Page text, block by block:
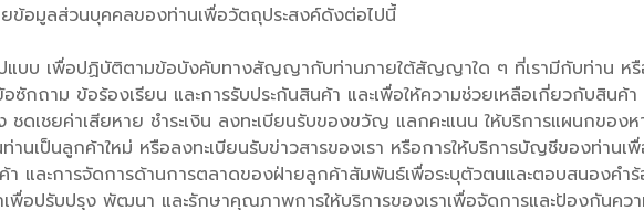
ผยข้อมูลส่วนบุคคลของท่านเพื่อวัตถุประสงค์ดังต่อไปนี้
ปแบบ เพื่อปฏิบัติตามข้อบังคับทางสัญญากับท่านภายใต้สัญญาใด ๆ ที่เรามีกับท่าน หรื
ถาม ข้อร้องเรียน และการรับประกันสินค้า และเพื่อให้ความช่วยเหลือเกี่ยวกับสินค้
ดเชยค่าเสียหาย ชำระเงิน ลงทะเบียนรับของขวัญ แลกคะแนน ให้บริการแผนกของห
ท่านเป็นลูกค้าใหม่ หรือลงทะเบียนรับข่าวสารของเรา หรือการให้บริการบัญชีของท่า
และการจัดการด้านการตลาดของฝ่ายลูกค้าสัมพันธ์เพื่อระบุตัวตนและตอบสนองคำ
เพื่อปรับปรุง พัฒนา และรักษาคุณภาพการให้บริการของเราเพื่อจัดการและป้องกันค